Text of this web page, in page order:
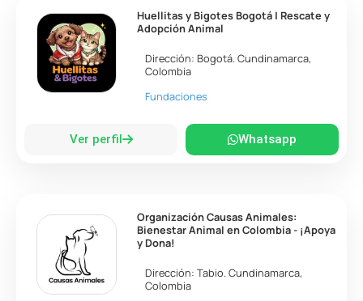
Huellitas y Bigotes Bogotá | Rescate y
Adopción Animal
Dirección: Bogotá.Cundinamarca,
Colombia
Fundaciones
Ver perfil Whatsapp
Organización Causas Animales:
Bienestar Animal en Colombia - ¡Apoya
y Dona!
Dirección:Tabio.Cundinamarca,
Colombia